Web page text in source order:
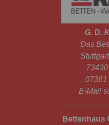
G. D.
Das
07361
E-Mail
Bettenhaus